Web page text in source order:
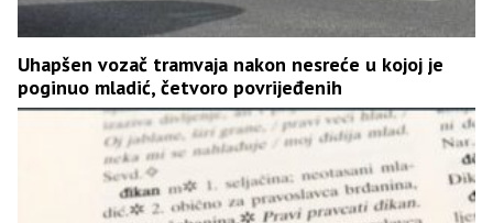
Uhapšen vozač tramvaja nakon nesreće u kojoj je
poginuo mladić, četvoro povrijeđenih